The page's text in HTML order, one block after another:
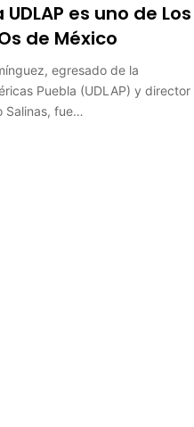
es uno de Los
de México
egresado de la
Puebla (UDLAP) y director
Salinas, fue…